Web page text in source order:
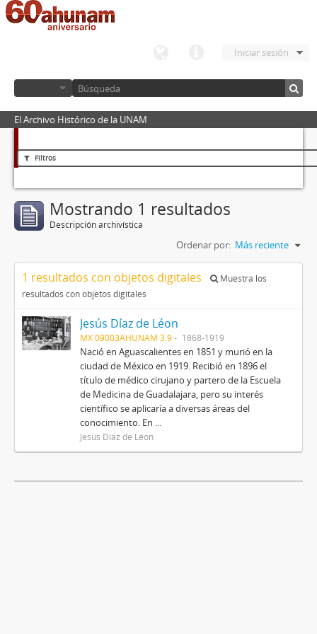
Iniciar sesión
El Archivo Histórico de la UNAM
Filtros
Mostrando 1 resultados
Descripción archivística
Ordenar por: Más reciente
1 resultados con objetos digitales
Muestra los
resultados con objetos digitales
Jesús Díaz de Léon
MX 09003AHUNAM 3.9 1868-1919
Nació en Aguascalientes en 1851 y murió en la
ciudad de México en 1919. Recibió en 1896 el
título de médico cirujano y partero de la Escuela
de Medicina de Guadalajara, pero su interés
científico se aplicaría a diversas áreas del
conocimiento. En ...
Jesús Díaz de Léon